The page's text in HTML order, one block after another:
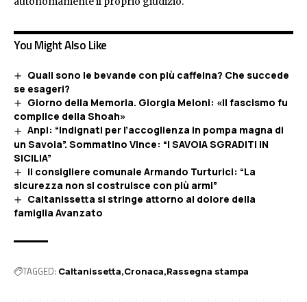
You Might Also Like
Quali sono le bevande con più caffeina? Che succede
se esageri?
Giorno della Memoria. Giorgia Meloni: «Il fascismo fu
complice della Shoah»
Anpi: “Indignati per l’accoglienza in pompa magna di
un Savoia”. Sommatino Vince: “I SAVOIA SGRADITI IN
SICILIA”
Il consigliere comunale Armando Turturici: “La
sicurezza non si costruisce con più armi”
Caltanissetta si stringe attorno al dolore della
famiglia Avanzato
TAGGED: Caltanissetta Cronaca Rassegna stampa